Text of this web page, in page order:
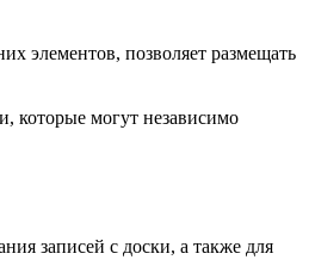
элементов, позволяет размещать
которые могут независимо
записей с доски, а также для